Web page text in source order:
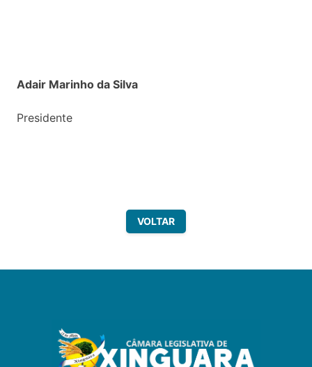
Adair Marinho da Silva
Presidente
VOLTAR